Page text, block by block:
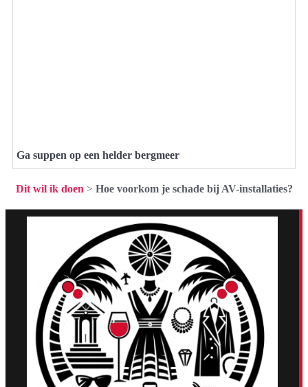
Ga suppen op een helder bergmeer
Dit wil ik doen > Hoe voorkom je schade bij AV-installaties?